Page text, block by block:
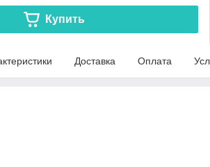
Купить
Доставка Оплата